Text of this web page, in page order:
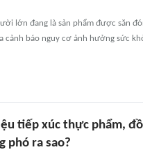
lớn đang là sản phẩm được săn
cảnh báo nguy cơ ảnh hưởng sức
tiếp xúc thực phẩm,
phó ra sao?